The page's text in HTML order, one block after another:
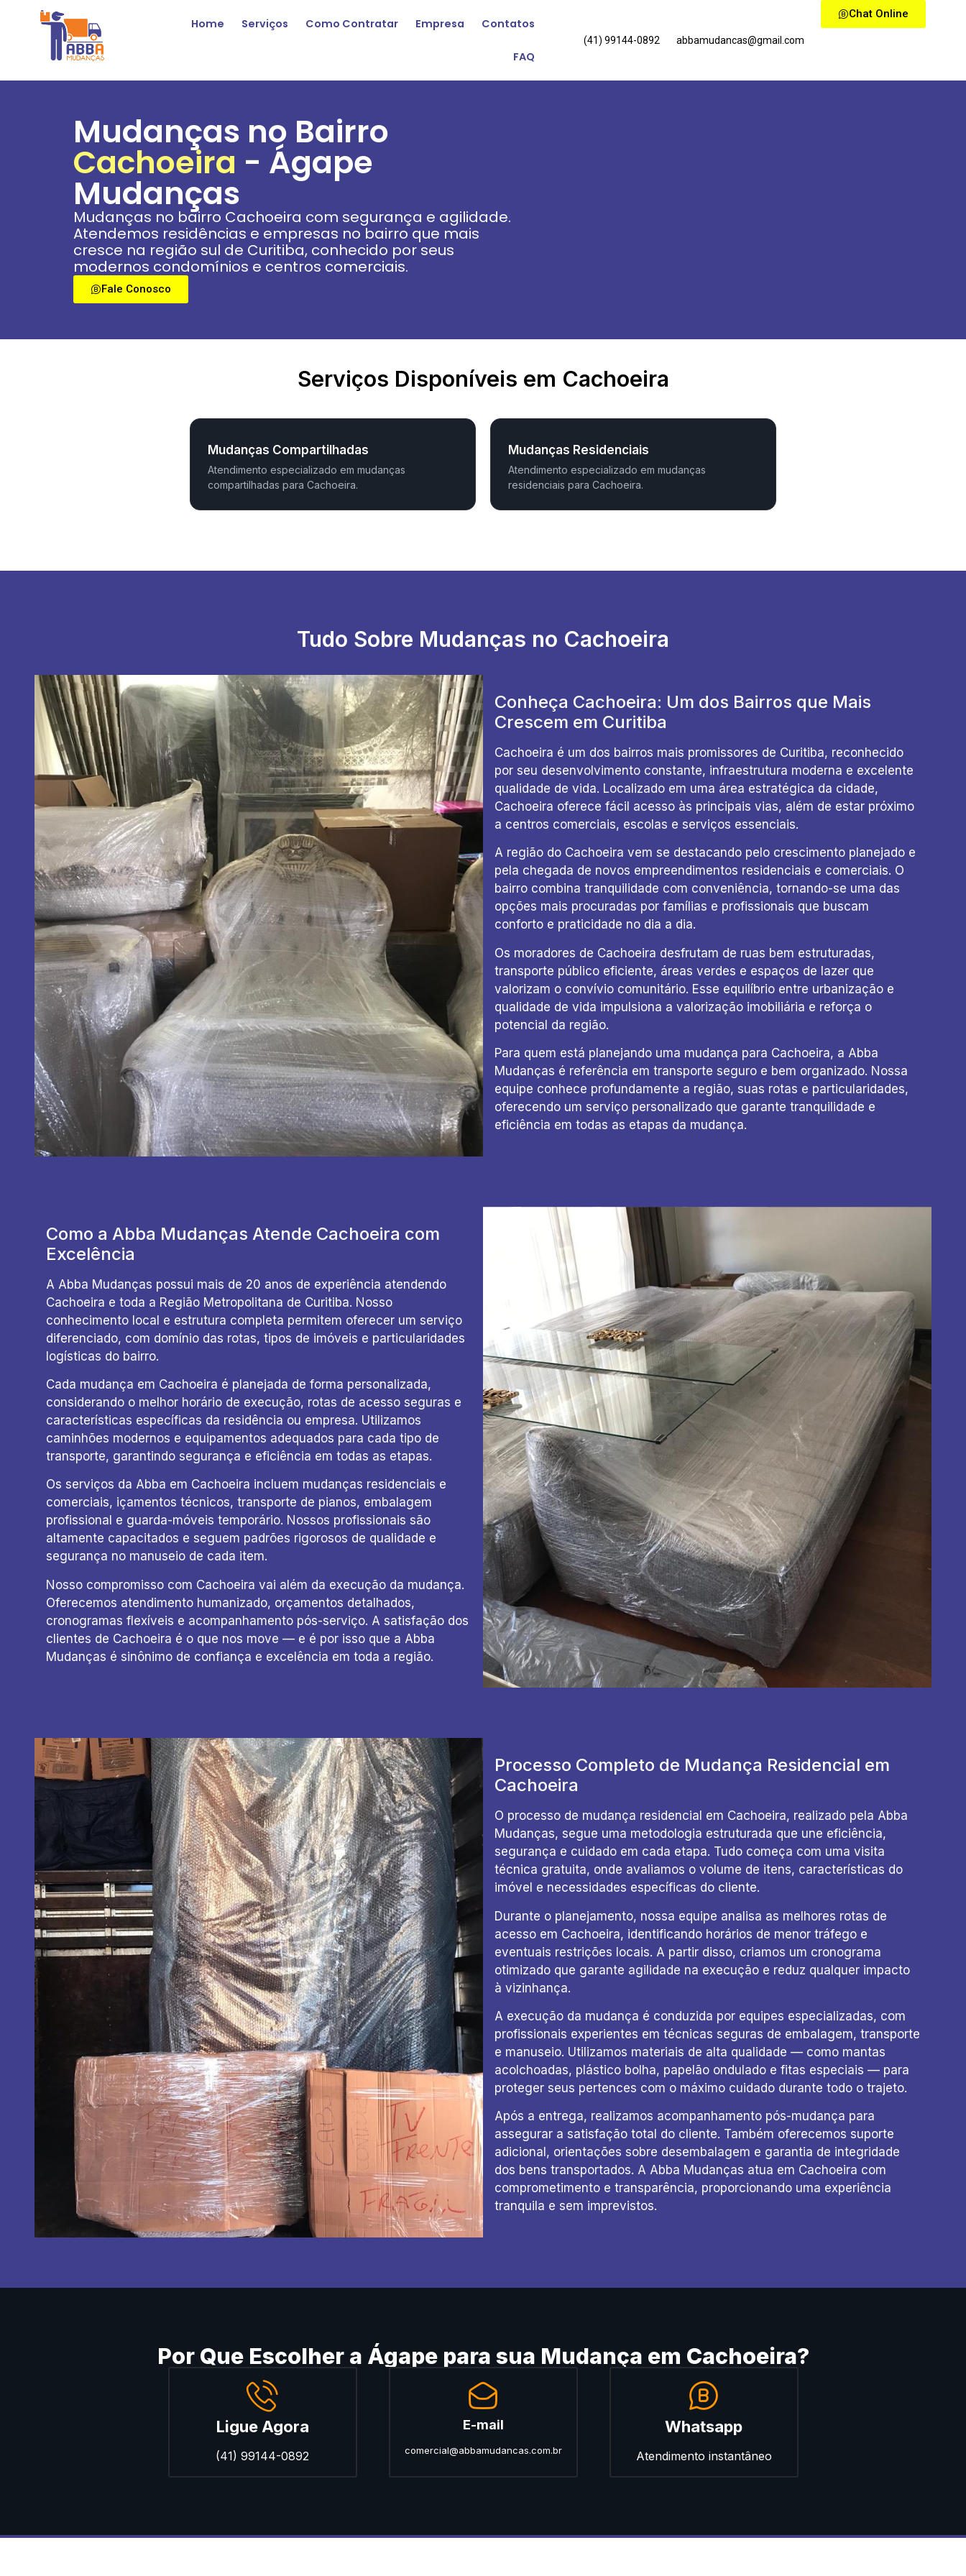
Home Serviços Como Contratar Empresa Contatos
FAQ
(41) 99144-0892 abbamudancas@gmail.com
Chat Online
Mudanças no Bairro
Cachoeira - Ágape
Mudanças
Mudanças no bairro Cachoeira com segurança e agilidade.
Atendemos residências e empresas no bairro que mais
cresce na região sul de Curitiba, conhecido por seus
modernos condomínios e centros comerciais.
Fale Conosco
Serviços Disponíveis em Cachoeira
Mudanças Compartilhadas
Atendimento especializado em mudanças
compartilhadas para Cachoeira.
Mudanças Residenciais
Atendimento especializado em mudanças
residenciais para Cachoeira.
Tudo Sobre Mudanças no Cachoeira
Conheça Cachoeira: Um dos Bairros que Mais
Crescem em Curitiba
Cachoeira é um dos bairros mais promissores de Curitiba, reconhecido
por seu desenvolvimento constante, infraestrutura moderna e excelente
qualidade de vida. Localizado em uma área estratégica da cidade,
Cachoeira oferece fácil acesso às principais vias, além de estar próximo
a centros comerciais, escolas e serviços essenciais.
A região do Cachoeira vem se destacando pelo crescimento planejado e
pela chegada de novos empreendimentos residenciais e comerciais. O
bairro combina tranquilidade com conveniência, tornando-se uma das
opções mais procuradas por famílias e profissionais que buscam
conforto e praticidade no dia a dia.
Os moradores de Cachoeira desfrutam de ruas bem estruturadas,
transporte público eficiente, áreas verdes e espaços de lazer que
valorizam o convívio comunitário. Esse equilíbrio entre urbanização e
qualidade de vida impulsiona a valorização imobiliária e reforça o
potencial da região.
Para quem está planejando uma mudança para Cachoeira, a Abba
Mudanças é referência em transporte seguro e bem organizado. Nossa
equipe conhece profundamente a região, suas rotas e particularidades,
oferecendo um serviço personalizado que garante tranquilidade e
eficiência em todas as etapas da mudança.
Como a Abba Mudanças Atende Cachoeira com
Excelência
A Abba Mudanças possui mais de 20 anos de experiência atendendo
Cachoeira e toda a Região Metropolitana de Curitiba. Nosso
conhecimento local e estrutura completa permitem oferecer um serviço
diferenciado, com domínio das rotas, tipos de imóveis e particularidades
logísticas do bairro.
Cada mudança em Cachoeira é planejada de forma personalizada,
considerando o melhor horário de execução, rotas de acesso seguras e
características específicas da residência ou empresa. Utilizamos
caminhões modernos e equipamentos adequados para cada tipo de
transporte, garantindo segurança e eficiência em todas as etapas.
Os serviços da Abba em Cachoeira incluem mudanças residenciais e
comerciais, içamentos técnicos, transporte de pianos, embalagem
profissional e guarda-móveis temporário. Nossos profissionais são
altamente capacitados e seguem padrões rigorosos de qualidade e
segurança no manuseio de cada item.
Nosso compromisso com Cachoeira vai além da execução da mudança.
Oferecemos atendimento humanizado, orçamentos detalhados,
cronogramas flexíveis e acompanhamento pós-serviço. A satisfação dos
clientes de Cachoeira é o que nos move — e é por isso que a Abba
Mudanças é sinônimo de confiança e excelência em toda a região.
Processo Completo de Mudança Residencial em
Cachoeira
O processo de mudança residencial em Cachoeira, realizado pela Abba
Mudanças, segue uma metodologia estruturada que une eficiência,
segurança e cuidado em cada etapa. Tudo começa com uma visita
técnica gratuita, onde avaliamos o volume de itens, características do
imóvel e necessidades específicas do cliente.
Durante o planejamento, nossa equipe analisa as melhores rotas de
acesso em Cachoeira, identificando horários de menor tráfego e
eventuais restrições locais. A partir disso, criamos um cronograma
otimizado que garante agilidade na execução e reduz qualquer impacto
à vizinhança.
A execução da mudança é conduzida por equipes especializadas, com
profissionais experientes em técnicas seguras de embalagem, transporte
e manuseio. Utilizamos materiais de alta qualidade — como mantas
acolchoadas, plástico bolha, papelão ondulado e fitas especiais — para
proteger seus pertences com o máximo cuidado durante todo o trajeto.
Após a entrega, realizamos acompanhamento pós-mudança para
assegurar a satisfação total do cliente. Também oferecemos suporte
adicional, orientações sobre desembalagem e garantia de integridade
dos bens transportados. A Abba Mudanças atua em Cachoeira com
comprometimento e transparência, proporcionando uma experiência
tranquila e sem imprevistos.
Por Que Escolher a Ágape para sua Mudança em Cachoeira?
Ligue Agora
(41) 99144-0892
E-mail
comercial@abbamudancas.com.br
Whatsapp
Atendimento instantâneo